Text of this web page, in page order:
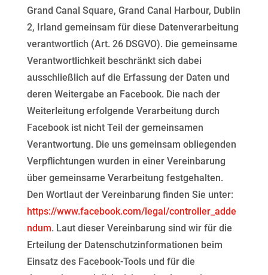
Grand Canal Square, Grand Canal Harbour, Dublin
2, Irland gemeinsam für diese Datenverarbeitung
verantwortlich (Art. 26 DSGVO). Die gemeinsame
Verantwortlichkeit beschränkt sich dabei
ausschließlich auf die Erfassung der Daten und
deren Weitergabe an Facebook. Die nach der
Weiterleitung erfolgende Verarbeitung durch
Facebook ist nicht Teil der gemeinsamen
Verantwortung. Die uns gemeinsam obliegenden
Verpflichtungen wurden in einer Vereinbarung
über gemeinsame Verarbeitung festgehalten.
Den Wortlaut der Vereinbarung finden Sie unter:
https://www.facebook.com/legal/controller_adde
ndum. Laut dieser Vereinbarung sind wir für die
Erteilung der Datenschutzinformationen beim
Einsatz des Facebook-Tools und für die